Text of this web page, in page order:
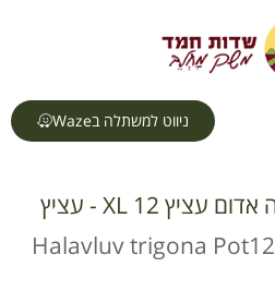
ניווט למשתלה בWaze
חלבלוב טריגונה אדום עציץ 12 XL - עציץ
Halavluv trigona Pot12